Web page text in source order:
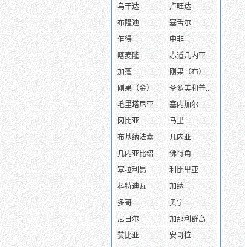
乌干达
卢旺达
布隆迪
塞舌尔
乍得
中非
喀麦隆
赤道几内亚
加蓬
刚果（布）
刚果（金）
圣多美和普..
毛里塔尼亚
塞内加尔
冈比亚
马里
布基纳法索
几内亚
几内亚比绍
佛得角
塞拉利昂
利比里亚
科特迪瓦
加纳
多哥
贝宁
尼日尔
加那利群岛
赞比亚
安哥拉